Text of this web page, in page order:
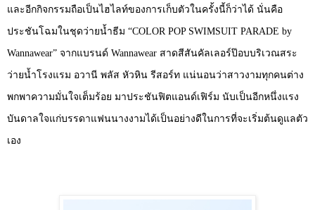
และอีกกิจกรรมถือเป็นไฮไลท์ของการเก็บตัวในครั้งนี้ก็ว่าได้ นั่นคือ
ประชันโฉมในชุดว่ายน้ำธีม “COLOR POP SWIMSUIT PARADE by
Wannawear” จากแบรนด์ Wannawear สาดสีสันคัลเลอร์ป๊อบบริเวณสระ
ว่ายน้ำโรงแรม อวานี พลัส หัวหิน รีสอร์ท แน่นอนว่าสาวงามทุกคนต่าง
พกพาความมั่นใจเต็มร้อย มาประชันฟิตแอนด์เฟิร์ม นับเป็นอีกหนึ่งแรง
บันดาลใจแก่บรรดาแฟนนางงามได้เป็นอย่างดีในการที่จะเริ่มต้นดูแลตัว
เอง